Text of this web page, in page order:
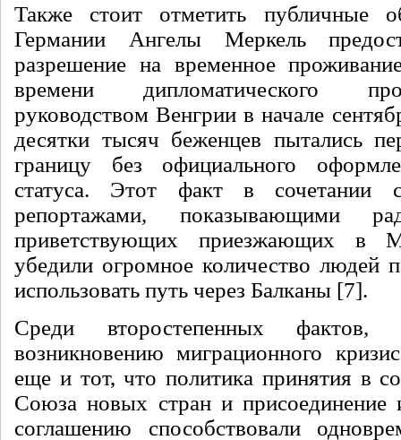
Также стоит отметить публичные
Германии Ангелы Меркель
разрешение на временное
времени дипломатического
руководством Венгрии в начале
десятки тысяч беженцев пытались
границу без официального
статуса. Этот факт в сочетании
репортажами, показывающими
приветствующих приезжающих в
убедили огромное количество людей
использовать путь через Балканы [7].
Среди второстепенных фактов,
возникновению миграционного
еще и тот, что политика принятия в
Союза новых стран и
соглашению способствовали